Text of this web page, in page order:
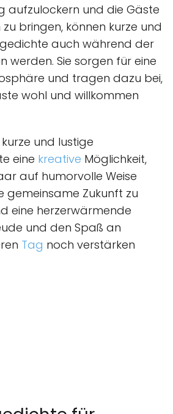
aufzulockern und die Gäste
bringen, können kurze und
auch während der
werden. Sie sorgen für eine
und tragen dazu bei,
wohl und willkommen
und lustige
eine kreative Möglichkeit,
auf humorvolle Weise
gemeinsame Zukunft zu
eine herzerwärmende
und den Spaß an
Tag noch verstärken